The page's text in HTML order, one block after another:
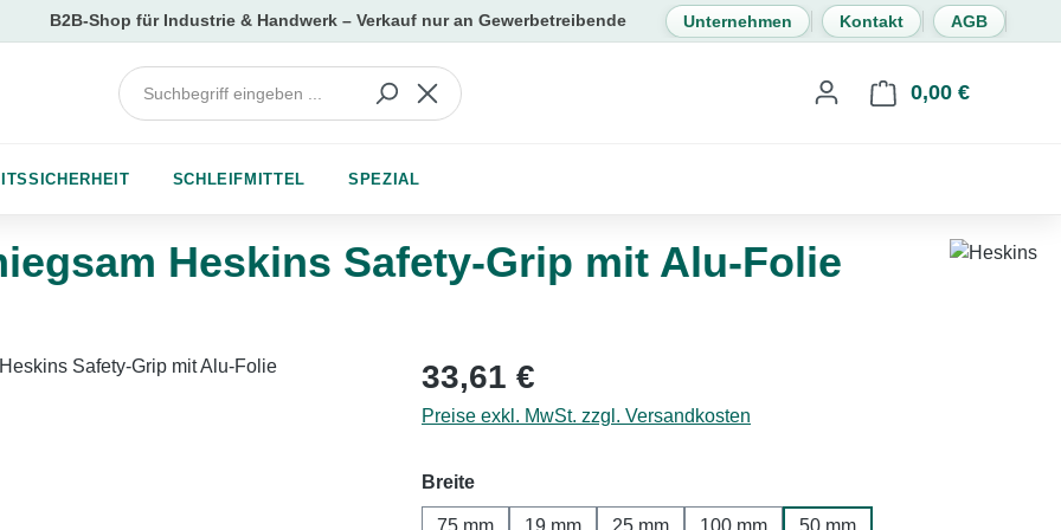
Unternehmen Kontakt AGB
0,00 €
SCHLEIFMITTEL SPEZIAL
Heskins Safety-Grip mit Alu-Folie
Regulärer Preis:
33,61 €
Preise exkl. MwSt. zzgl. Versandkosten
Breiteauswählen
75 mm 19 mm 25 mm 100 mm 50 mm